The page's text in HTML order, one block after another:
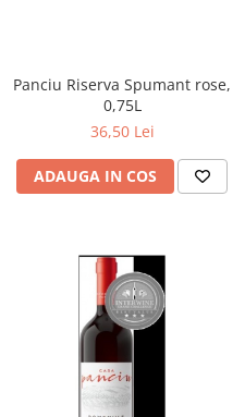
Panciu Riserva Spumant rose,
0,75L
36,50 Lei
ADAUGA IN COS